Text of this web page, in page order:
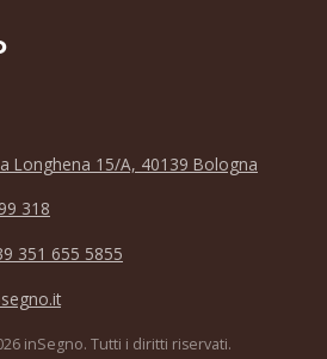
Longhena 15/A, 40139 Bologna
318
351 655 5855
inSegno. Tutti i diritti riservati.